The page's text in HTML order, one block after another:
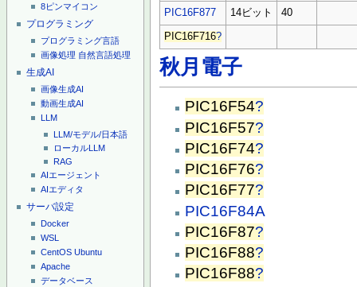
8ピンマイコン
プログラミング
プログラミング言語
画像処理 自然言語処理
生成AI
画像生成AI
動画生成AI
LLM
LLM/モデル/日本語
ローカルLLM
RAG
AIエージェント
AIエディタ
サーバ設定
Docker
WSL
CentOS Ubuntu
Apache
データベース
PIC16F877 14ビット 40
PIC16F716?
秋月電子
PIC16F54?
PIC16F57?
PIC16F74?
PIC16F76?
PIC16F77?
PIC16F84A
PIC16F87?
PIC16F88?
PIC16F88?